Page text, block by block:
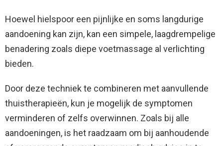
Hoewel hielspoor een pijnlijke en soms langdurige
aandoening kan zijn, kan een simpele, laagdrempelige
benadering zoals diepe voetmassage al verlichting
bieden.
Door deze techniek te combineren met aanvullende
thuistherapieën, kun je mogelijk de symptomen
verminderen of zelfs overwinnen. Zoals bij alle
aandoeningen, is het raadzaam om bij aanhoudende